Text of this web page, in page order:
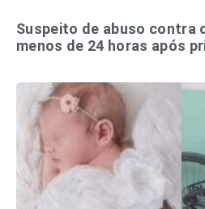
Suspeito de abuso contra
menos de 24 horas após